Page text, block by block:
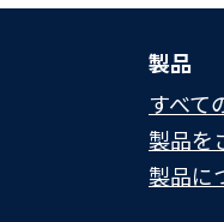
製品
すべて
製品を
製品に